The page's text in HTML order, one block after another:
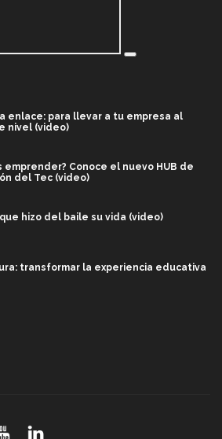
enlace: para llevar a tu empresa al
nivel (video)
emprender? Conoce el nuevo HUB de
del Tec (video)
hizo del baile su vida (video)
transformar la experiencia educativa